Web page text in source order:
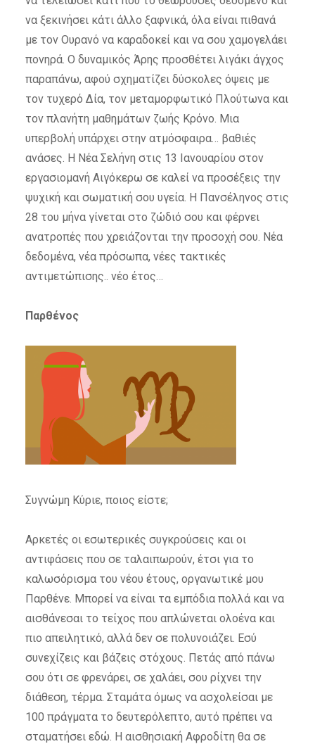
να ξεκινήσει κάτι άλλο ξαφνικά, όλα είναι πιθανά
με τον Ουρανό να καραδοκεί και να σου χαμογελάει
πονηρά. Ο δυναμικός Άρης προσθέτει λιγάκι άγχος
παραπάνω, αφού σχηματίζει δύσκολες όψεις με
τον τυχερό Δία, τον μεταμορφωτικό Πλούτωνα και
τον πλανήτη μαθημάτων ζωής Κρόνο. Μια
υπερβολή υπάρχει στην ατμόσφαιρα… βαθιές
ανάσες. Η Νέα Σελήνη στις 13 Ιανουαρίου στον
εργασιομανή Αιγόκερω σε καλεί να προσέξεις την
ψυχική και σωματική σου υγεία. Η Πανσέληνος στις
28 του μήνα γίνεται στο ζώδιό σου και φέρνει
ανατροπές που χρειάζονται την προσοχή σου. Νέα
δεδομένα, νέα πρόσωπα, νέες τακτικές
αντιμετώπισης.. νέο έτος…
Παρθένος
Συγνώμη Κύριε, ποιος είστε;
Αρκετές οι εσωτερικές συγκρούσεις και οι
αντιφάσεις που σε ταλαιπωρούν, έτσι για το
καλωσόρισμα του νέου έτους, οργανωτικέ μου
Παρθένε. Μπορεί να είναι τα εμπόδια πολλά και να
αισθάνεσαι το τείχος που απλώνεται ολοένα και
πιο απειλητικό, αλλά δεν σε πολυνοιάζει. Εσύ
συνεχίζεις και βάζεις στόχους. Πετάς από πάνω
σου ότι σε φρενάρει, σε χαλάει, σου ρίχνει την
διάθεση, τέρμα. Σταμάτα όμως να ασχολείσαι με
100 πράγματα το δευτερόλεπτο, αυτό πρέπει να
σταματήσει εδώ. Η αισθησιακή Αφροδίτη θα σε